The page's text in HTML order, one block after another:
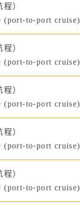
）
(port-to-port cruise)
）
(port-to-port cruise)
）
(port-to-port cruise)
）
(port-to-port cruise)
）
(port-to-port cruise)